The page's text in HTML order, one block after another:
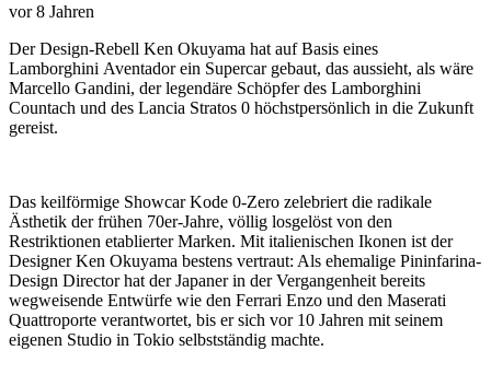
vor 8 Jahren
Der Design-Rebell Ken Okuyama hat auf Basis eines
Lamborghini Aventador ein Supercar gebaut, das aussieht, als wäre
Marcello Gandini, der legendäre Schöpfer des Lamborghini
Countach und des Lancia Stratos 0 höchstpersönlich in die Zukunft
gereist.
Das keilförmige Showcar Kode 0-Zero zelebriert die radikale
Ästhetik der frühen 70er-Jahre, völlig losgelöst von den
Restriktionen etablierter Marken. Mit italienischen Ikonen ist der
Designer Ken Okuyama bestens vertraut: Als ehemalige Pininfarina-
Design Director hat der Japaner in der Vergangenheit bereits
wegweisende Entwürfe wie den Ferrari Enzo und den Maserati
Quattroporte verantwortet, bis er sich vor 10 Jahren mit seinem
eigenen Studio in Tokio selbstständig machte.